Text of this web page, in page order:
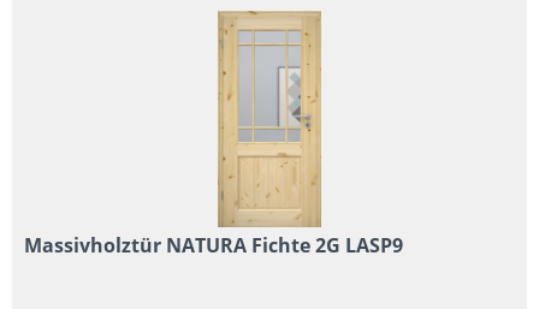
Massivholztür NATURA Fichte 2G LASP9